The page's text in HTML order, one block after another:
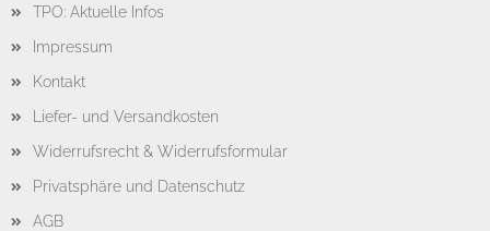
TPO: Aktuelle Infos
Impressum
Kontakt
Liefer- und Versandkosten
Widerrufsrecht & Widerrufsformular
Privatsphäre und Datenschutz
AGB